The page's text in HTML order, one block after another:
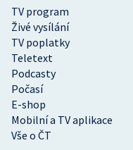
TV program
Živé vysílání
TV poplatky
Teletext
Podcasty
Počasí
E-shop
Mobilní a TV aplikace
Vše o ČT